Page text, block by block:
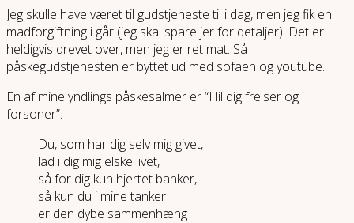
Jeg skulle have været til gudstjeneste til i dag, men jeg fik en
madforgiftning i går (jeg skal spare jer for detaljer). Det er
heldigvis drevet over, men jeg er ret mat. Så
påskegudstjenesten er byttet ud med sofaen og youtube.
En af mine yndlings påskesalmer er “Hil dig frelser og
forsoner”.
Du, som har dig selv mig givet,
lad i dig mig elske livet,
så for dig kun hjertet banker,
så kun du i mine tanker
er den dybe sammenhæng